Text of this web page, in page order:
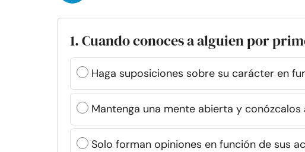
1. Cuando conoces a alguien por
Haga suposiciones sobre su carácter en
Mantenga una mente abierta y
Solo forman opiniones en función de sus